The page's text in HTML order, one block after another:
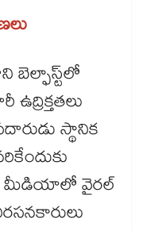
బెల్ఫాస్ట్‌‌లో
స్థానిక
మీడియాలో వైరల్